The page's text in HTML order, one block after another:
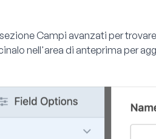
Campi avanzati per
nell'area di anteprima per